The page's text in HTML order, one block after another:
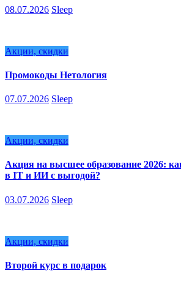
08.07.2026 Sleep
Акции, скидки
Промокоды Нетология
07.07.2026 Sleep
Акции, скидки
Акция на высшее образование 2026:
в IT и ИИ с выгодой?
03.07.2026 Sleep
Акции, скидки
Второй курс в подарок